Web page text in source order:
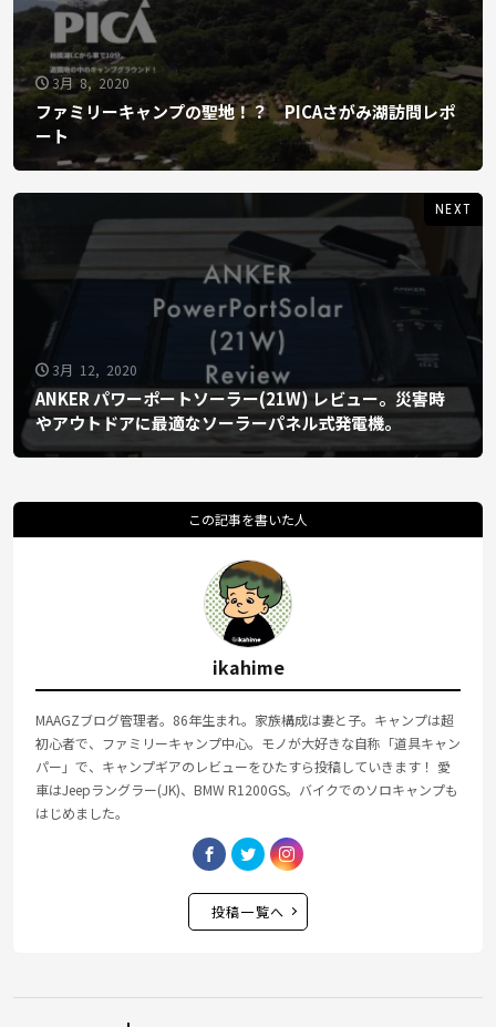
3月 8, 2020
ファミリーキャンプの聖地！？ PICAさがみ湖訪問レポ
ート
NEXT
3月 12, 2020
ANKER パワーポートソーラー(21W) レビュー。災害時
やアウトドアに最適なソーラーパネル式発電機。
この記事を書いた人
ikahime
MAAGZブログ管理者。86年生まれ。家族構成は妻と子。キャンプは超
初心者で、ファミリーキャンプ中心。モノが大好きな自称「道具キャン
パー」で、キャンプギアのレビューをひたすら投稿していきます！ 愛
車はJeepラングラー(JK)、BMW R1200GS。バイクでのソロキャンプも
はじめました。
投稿一覧へ